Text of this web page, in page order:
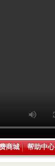
商城 帮助中心